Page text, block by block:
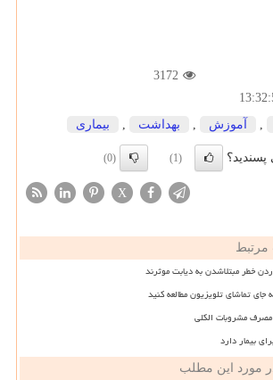
3172
, آموزش , بهداشت , بیماری
(1)
(0)
X
مرتبط
خطر مبتلاشدن به دیابت موثرند
تماشای تلویزیون مطالعه کنید
مشروبات الکلی
بیمار دارد
مورد این مطلب